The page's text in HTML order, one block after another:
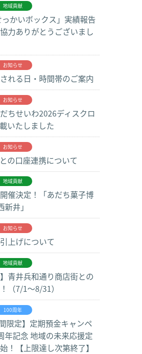
地域貢献
かいボックス」実績報告
力ありがとうございまし
お知らせ
れる日・時間帯のご案内
お知らせ
ちせいわ2026ディスクロ
いたしました
お知らせ
の口座連携について
地域貢献
催決定！「あだち菓子博
井」
お知らせ
上げについて
地域貢献
青井兵和通り商店街との
（7/1～8/31）
100周年
限定】定期預金キャンペ
年記念 地域の未来応援定
！【上限達し次第終了】